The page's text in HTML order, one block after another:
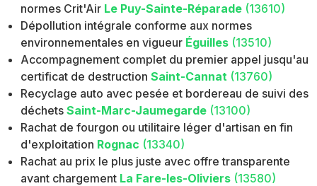
normes Crit'Air Le Puy-Sainte-Réparade (13610)
Dépollution intégrale conforme aux normes
environnementales en vigueur Éguilles (13510)
Accompagnement complet du premier appel jusqu'au
certificat de destruction Saint-Cannat (13760)
Recyclage auto avec pesée et bordereau de suivi des
déchets Saint-Marc-Jaumegarde (13100)
Rachat de fourgon ou utilitaire léger d'artisan en fin
d'exploitation Rognac (13340)
Rachat au prix le plus juste avec offre transparente
avant chargement La Fare-les-Oliviers (13580)